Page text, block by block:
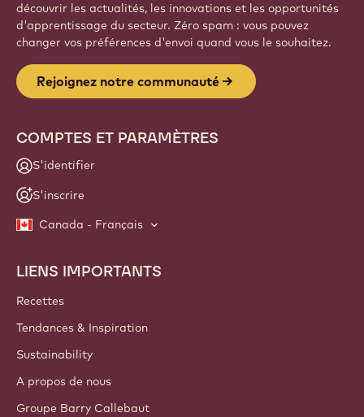
découvrir les actualités, les innovations et les opportunités
d'apprentissage du secteur. Zéro spam : vous pouvez
changer vos préférences d'envoi quand vous le souhaitez.
Rejoignez notre communauté
COMPTES ET PARAMÈTRES
S'identifier
S'inscrire
Canada - Français
Footer
Callebaut
LIENS IMPORTANTS
Recettes
Tendances & Inspiration
Sustainability
A propos de nous
Groupe Barry Callebaut